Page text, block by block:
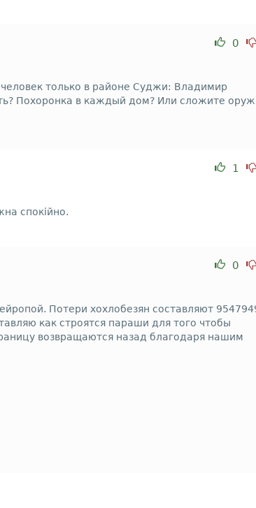
0
только в районе Суджи: Владимир
Похоронка в каждый дом? Или сложите
1
спокійно.
0
Потери хохлобезян составляют
как строятся параши для того чтобы
возвращаются назад благодаря нашим